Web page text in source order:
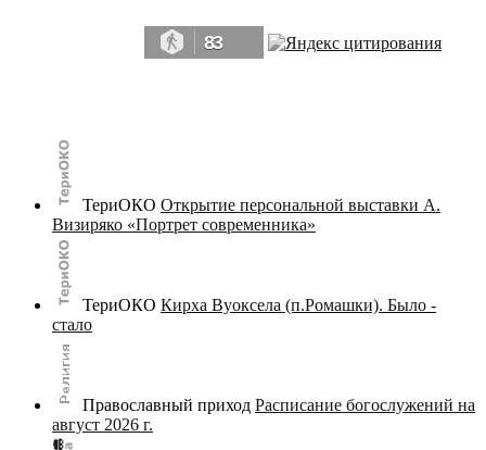
83
ТериОКО Открытие персональной выставки А.
Визиряко «Портрет современника»
ТериОКО Кирха Вуоксела (п.Ромашки). Было -
стало
Православный приход Расписание богослужений на
август 2026 г.